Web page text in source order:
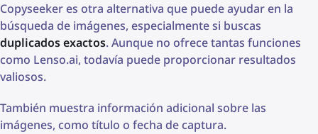
Copyseeker es otra alternativa que puede ayudar en la
búsqueda de imágenes, especialmente si buscas
duplicados exactos. Aunque no ofrece tantas funciones
como Lenso.ai, todavía puede proporcionar resultados
valiosos.
También muestra información adicional sobre las
imágenes, como título o fecha de captura.